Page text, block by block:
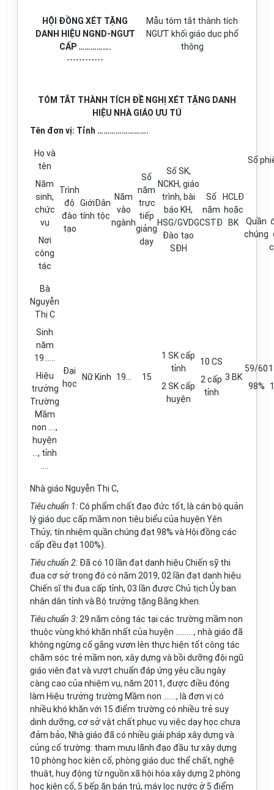
HỘI ĐỒNG XÉT TẶNG
DANH HIỆU NGND-NGƯT
CẤP…………….
------------
Mẫu tóm tắt thành tích
NGƯT khối giáo dục phổ
thông
TÓM TẮT THÀNH TÍCH ĐỀ NGHỊ XÉT TẶNG DANH
HIỆU NHÀ GIÁO ƯU TÚ
Tên đơn vị: Tỉnh …………………….
Họ và
tên
Năm
sinh,
chức
vụ
Nơi
công
tác
Trình
độ
đào
tạo
Giới
tính
Dân
tộc
Năm
vào
ngành
Số
năm
trực
tiếp
giảng
dạy
Số SK,
NCKH, giáo
trình, bài
báo KH,
HSG/GVDG
Đào tạo
SĐH
Số
năm
CSTĐ
HCLĐ
hoặc
BK
Số
Quần
chúng
Bà
Nguyễn
Thị C
Sinh
năm
19......
Hiệu
trưởng
Trường
Mầm
non ....,
huyện
..., tỉnh
Đại
học
Nữ Kinh 19... 15
1 SK cấp
tỉnh
2 SK cấp
huyện
10 CS
2 cấp
tỉnh
3 BK
59/60
98%
Nhà giáo Nguyễn Thị C,
Tiêu chuẩn 1:Có phẩm chất đạo đức tốt, là cán bộ quản
lý giáo dục cấp mầm non tiêu biểu của huyện Yên
Thủy; tín nhiệm quần chúng đạt 98% và Hội đồng các
cấp đều đạt 100%).
Tiêu chuẩn 2: Đã có 10 lần đạt danh hiệu Chiến sỹ thi
đua cơ sở trong đó có năm 2019, 02 lần đạt danh hiệu
Chiến sĩ thi đua cấp tỉnh, 03 lần được Chủ tịch Ủy ban
nhân dân tỉnh và Bộ trưởng tặng Bằng khen.
Tiêu chuẩn 3: 29 năm công tác tại các trường mầm non
thuộc vùng khó khăn nhất của huyện
, nhà giáo đã
không ngừng cố gắng vươn lên thực hiện tốt công tác
chăm sóc trẻ mầm non, xây dựng và bồi dưỡng đội ngũ
giáo viên đạt và vượt chuẩn đáp ứng yêu cầu ngày
càng cao của nhiệm vụ, năm 2011, được điều động
làm Hiệu trưởng trường Mầm non
, là đơn vị có
nhiều khó khăn với 15 điểm trường có nhiều trẻ suy
dinh dưỡng, cơ sở vật chất phục vụ việc dạy học chưa
đảm bảo, Nhà giáo đã có nhiều giải pháp xây dựng và
củng cố trường: tham mưu lãnh đạo đầu tư xây dựng
10 phòng học kiên cố, phòng giáo dục thể chất, nghệ
thuật, huy động từ nguồn xã hội hóa xây dựng 2 phòng
học kiên cố, 5 bếp ăn bán trú, máy lọc nước ở 5 điểm